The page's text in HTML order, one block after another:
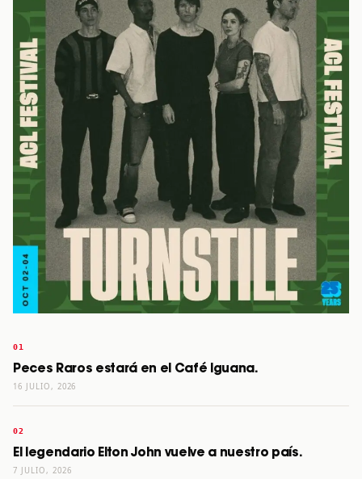
Peces Raros estará en el Café Iguana.
16 JULIO, 2026
El legendario Elton John vuelve a nuestro país.
7 JULIO, 2026